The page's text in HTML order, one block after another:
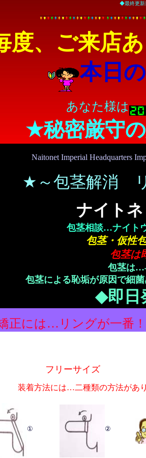
◆最終更新
度、ご来店
本日
あなた様は
★秘密厳守
Naitonet Imperial Headquarters
★～包茎解消
ナイト
包茎相談…ナイト
包茎・仮性
包茎は
包茎は…
包茎による恥垢が原因で細
◆即日
正には…リングが一番！
フリーサイズ
装着方法には…二種類の方法があ
① ②